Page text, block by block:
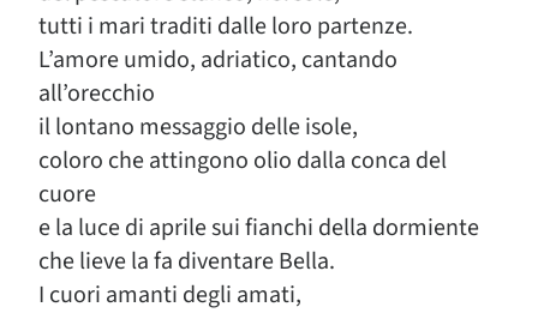
tutti i mari traditi dalle loro partenze.
L’amore umido, adriatico, cantando
all’orecchio
il lontano messaggio delle isole,
coloro che attingono olio dalla conca del
cuore
e la luce di aprile sui fianchi della dormiente
che lieve la fa diventare Bella.
I cuori amanti degli amati,